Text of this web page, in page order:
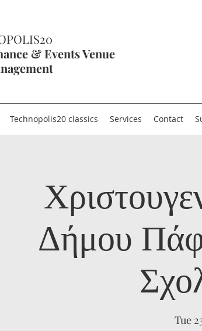
& Events Venue
Technopolis20 classics Services Contact
Δήμου
Tue